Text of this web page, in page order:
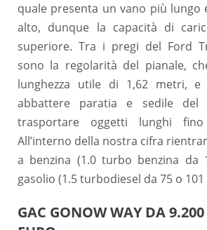
quale presenta un vano più
alto, dunque la capacità di
superiore. Tra i pregi del Ford
sono la regolarità del pianale,
lunghezza utile di 1,62 metri,
abbattere paratia e sedile del
trasportare oggetti lunghi
All’interno della nostra cifra
a benzina (1.0 turbo benzina da
gasolio (1.5 turbodiesel da 75 o 101
GAC GONOW WAY DA